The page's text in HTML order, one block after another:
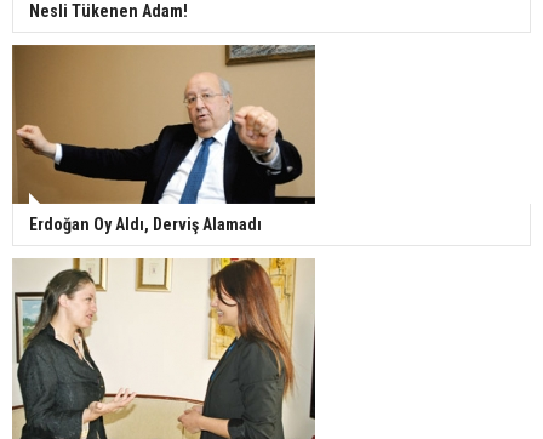
Nesli Tükenen Adam!
Erdoğan Oy Aldı, Derviş Alamadı